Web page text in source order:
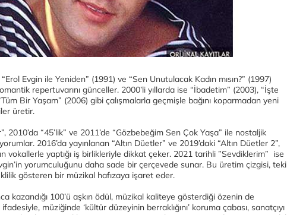
Evgin ile Yeniden” (1991) ve “Sen Unutulacak Kadın mısın?” (1997)
repertuvarını günceller. 2000’li yıllarda ise “İbadetim” (2003), “İşte
Bir Yaşam” (2006) gibi çalışmalarla geçmişle bağını koparmadan yeni
üretir.
2010’da “45’lik” ve 2011’de “Gözbebeğim Sen Çok Yaşa” ile nostaljik
2016’da yayınlanan “Altın Düetler” ve 2019’daki “Altın Düetler 2”,
vokallerle yaptığı iş birlikleriyle dikkat çeker. 2021 tarihli ”Sevdiklerim” ise
yorumculuğunu daha sade bir çerçevede sunar. Bu üretim çizgisi,
gösteren bir müzikal hafızaya işaret eder.
kazandığı 100’ü aşkın ödül, müzikal kaliteye gösterdiği özenin de
müziğinde ‘kültür düzeyinin berraklığını’ koruma çabası, sanatçıyı